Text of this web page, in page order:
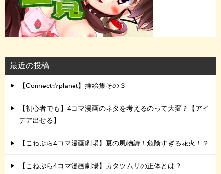
最近の投稿
【Connect☆planet】挿絵集その３
【初心者でも】4コマ漫画のネタを考えるのって大変？【アイ
デア出せる】
【こねぷら4コマ漫画劇場】夏の風物詩！危険すぎる花火！？
【こねぷら4コマ漫画劇場】カタツムリの正体とは？